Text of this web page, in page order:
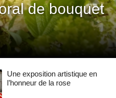
de bouquet
Une exposition artistique en
l’honneur de la rose